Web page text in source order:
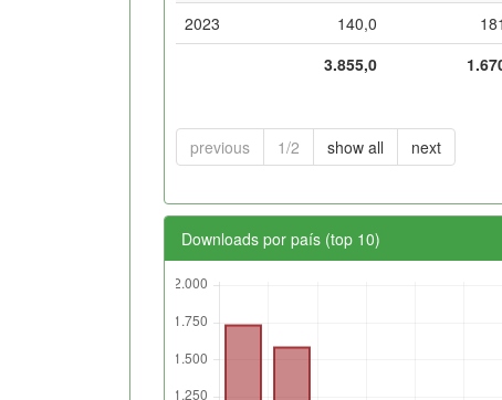
2023
140,0
181
3.855,0
previous 1/2 show all next
Downloads por país (top 10)